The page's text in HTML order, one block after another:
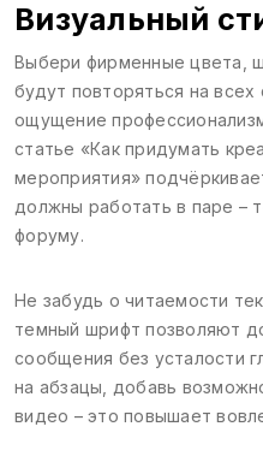
Визуальный
Выбери фирменные цвета,
будут повторяться на
ощущение
статье «Как придумать
мероприятия»
должны работать в паре –
форуму.
Не забудь о читаемости
темный шрифт позволяют
сообщения без усталости
на абзацы, добавь
видео – это повышает